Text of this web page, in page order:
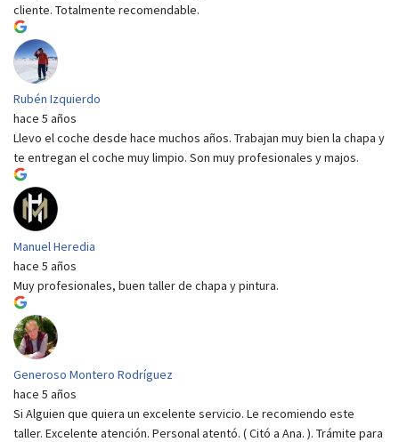
cliente. Totalmente recomendable.
Rubén Izquierdo
hace 5 años
Llevo el coche desde hace muchos años. Trabajan muy bien la chapa y
te entregan el coche muy limpio. Son muy profesionales y majos.
Manuel Heredia
hace 5 años
Muy profesionales, buen taller de chapa y pintura.
Generoso Montero Rodríguez
hace 5 años
Si Alguien que quiera un excelente servicio. Le recomiendo este
taller. Excelente atención. Personal atentó. ( Citó a Ana. ). Trámite para